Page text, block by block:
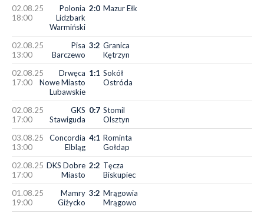
02.08.25
18:00
Polonia
Lidzbark
Warmiński
2:0 Mazur Ełk
02.08.25
13:00
Pisa
Barczewo
3:2 Granica
Kętrzyn
02.08.25
17:00
Drwęca
Nowe Miasto
Lubawskie
1:1 Sokół
Ostróda
02.08.25
17:00
GKS
Stawiguda
0:7 Stomil
Olsztyn
03.08.25
13:00
Concordia
Elbląg
4:1 Rominta
Gołdap
02.08.25
17:00
DKS Dobre
Miasto
2:2 Tęcza
Biskupiec
01.08.25
19:00
Mamry
Giżycko
3:2 Mrągowia
Mrągowo